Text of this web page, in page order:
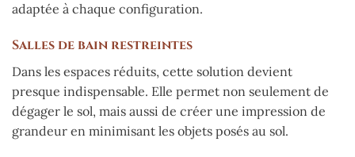
adaptée à chaque configuration.
Salles de bain restreintes
Dans les espaces réduits, cette solution devient
presque indispensable. Elle permet non seulement de
dégager le sol, mais aussi de créer une impression de
grandeur en minimisant les objets posés au sol.